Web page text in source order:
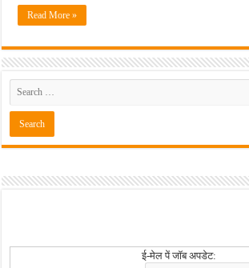
Read More »
ई-मेल पें जॉब अपडेट: